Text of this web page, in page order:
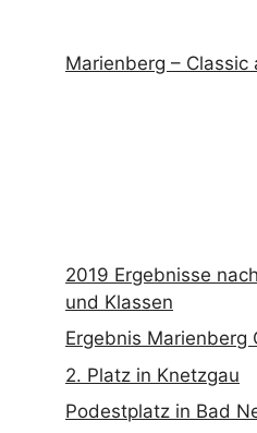
Marienberg – Classic
2019 Ergebnisse
und Klassen
Ergebnis Marienberg
2. Platz in Knetzgau
Podestplatz in Bad